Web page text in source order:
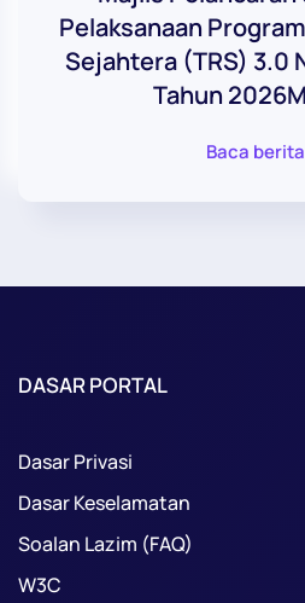
Pelaksanaan
Sejahtera (TRS) 3.0
Tahun
Baca berita
DASAR PORTAL
Dasar Privasi
Dasar Keselamatan
Soalan Lazim (FAQ)
W3C